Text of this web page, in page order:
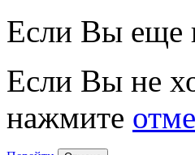
Если Вы еще
Если Вы не
нажмите